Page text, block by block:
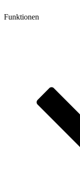
Funktionen